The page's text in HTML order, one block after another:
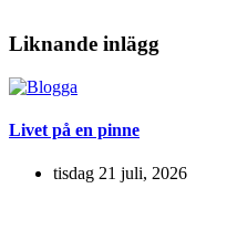
Liknande inlägg
Livet på en pinne
tisdag 21 juli, 2026